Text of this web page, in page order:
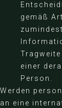
gemäß
einer
Person.
Werden
an eine